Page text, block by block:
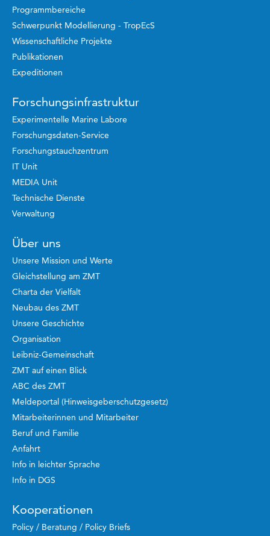
Programmbereiche
Schwerpunkt Modellierung - TropEcS
Wissenschaftliche Projekte
Publikationen
Expeditionen
Forschungsinfrastruktur
Experimentelle Marine Labore
Forschungsdaten-Service
Forschungstauchzentrum
IT Unit
MEDIA Unit
Technische Dienste
Verwaltung
Über uns
Unsere Mission und Werte
Gleichstellung am ZMT
Charta der Vielfalt
Neubau des ZMT
Unsere Geschichte
Organisation
Leibniz-Gemeinschaft
ZMT auf einen Blick
ABC des ZMT
Meldeportal (Hinweisgeberschutzgesetz)
Mitarbeiterinnen und Mitarbeiter
Beruf und Familie
Anfahrt
Info in leichter Sprache
Info in DGS
Kooperationen
Policy / Beratung / Policy Briefs